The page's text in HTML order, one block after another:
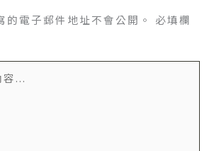
的電子郵件地址不會公開。
必填欄